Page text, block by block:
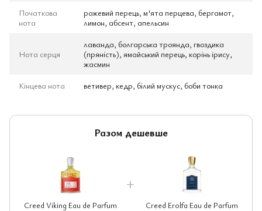
Початкова
нота
рожевий перець, м'ята перцева, бергамот,
лимон, абсент, апельсин
Нота серця
лаванда, болгарська троянда, гвоздика
(пряність), ямайський перець, корінь ірису,
жасмин
Кінцева нота
ветивер, кедр, білий мускус, боби тонка
Разом дешевше
Creed Viking Eau de Parfum Creed Erolfa Eau de Parfum